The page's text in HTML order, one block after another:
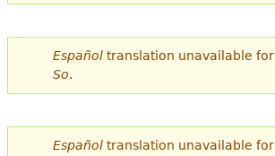
Más recursos
e
s
Españoltranslation unavailable for
So.
Españoltranslation unavailable for